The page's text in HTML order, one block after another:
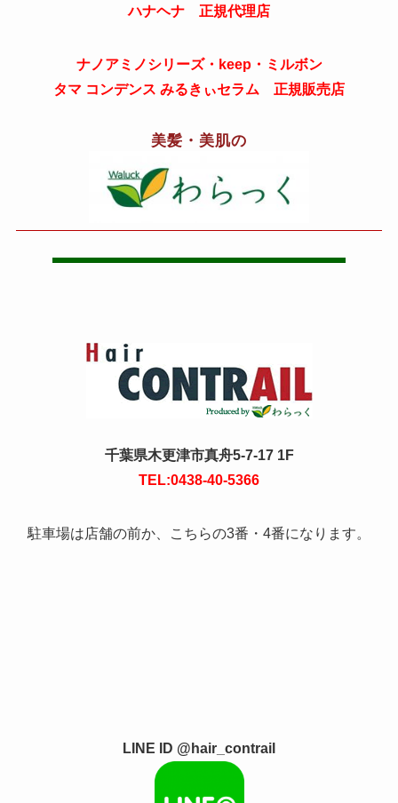
ハナヘナ 正規代理店
ナノアミノシリーズ・keep・ミルボン
タマ コンデンス みるきぃセラム 正規販売店
美髪・美肌の
千葉県木更津市真舟5-7-17 1F
TEL:0438-40-5366
駐車場は店舗の前か、こちらの3番・4番になります。
LINE ID @hair_contrail